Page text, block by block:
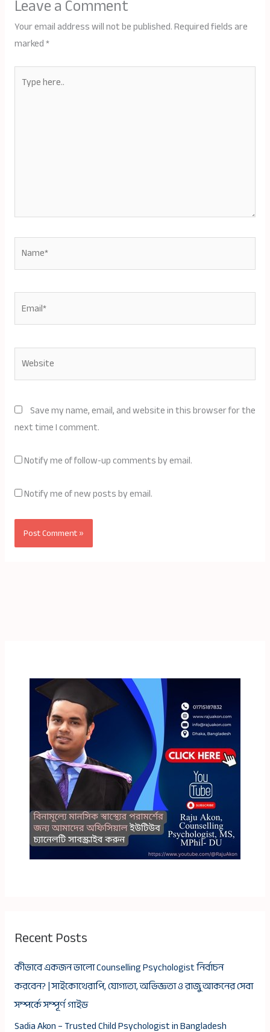
Leave a Comment
Your email address will not be published.Required fields are
marked*
here..
Save my name, email, and website in this browser for the
next time I comment.
Notify me of follow-up comments by email.
Notify me of new posts by email.
Recent Posts
কীভাবে একজন ভালো Counselling Psychologist নির্বাচন
করবেন? | সাইকোথেরাপি, যোগ্যতা, অভিজ্ঞতা ও রাজু আকনের সেবা
সম্পর্কে সম্পূর্ণ গাইড
Sadia Akon – Trusted Child Psychologist in Bangladesh